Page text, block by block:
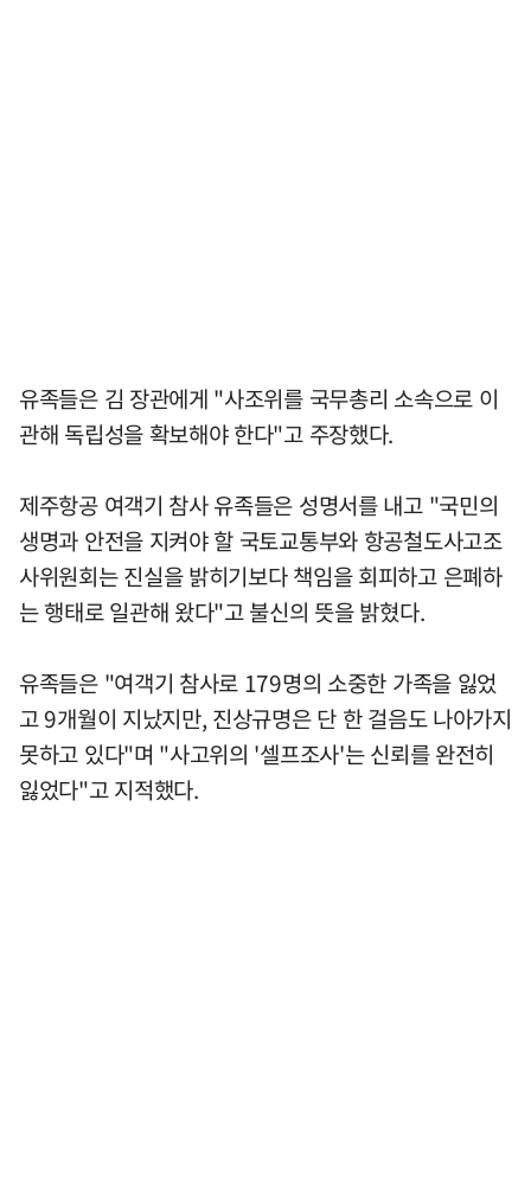
유족들은 김 장관에게 "사조위를 국무총리 소속으로 이
관해 독립성을 확보해야 한다"고 주장했다.
제주항공 여객기 참사 유족들은 성명서를 내고 "국민의
생명과 안전을 지켜야 할 국토교통부와 항공철도사고조
사위원회는 진실을 밝히기보다 책임을 회피하고 은폐하
는 행태로 일관해 왔다"고 불신의 뜻을 밝혔다.
유족들은 "여객기 참사로 179명의 소중한 가족을 잃었
고 9개월이 지났지만, 진상규명은 단 한 걸음도 나아가지
못하고 있다"며 "사고위의 '셀프조사'는 신뢰를 완전히
잃었다"고 지적했다.